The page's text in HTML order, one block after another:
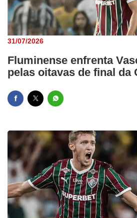
31/07/2026
Fluminense enfrenta
pelas oitavas de final da